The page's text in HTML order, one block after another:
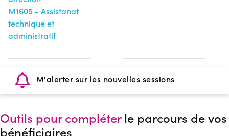
M1605 - Assistanat
technique et
administratif
M'alerter sur les nouvelles sessions
Outils pour compléterle parcours de vos
bénéficiaires